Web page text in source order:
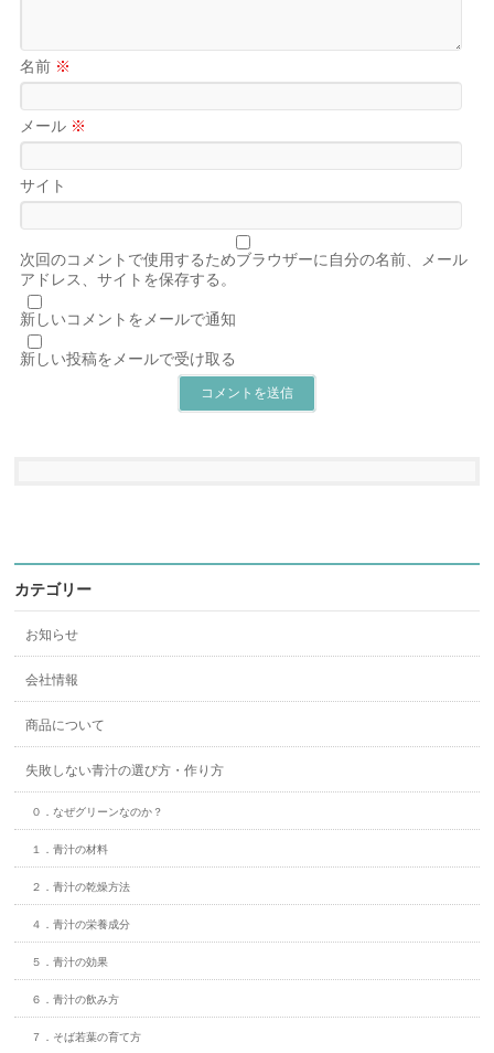
名前 ※
メール ※
サイト
次回のコメントで使用するためブラウザーに自分の名前、メール
アドレス、サイトを保存する。
新しいコメントをメールで通知
新しい投稿をメールで受け取る
カテゴリー
お知らせ
会社情報
商品について
失敗しない青汁の選び方・作り方
０．なぜグリーンなのか？
１．青汁の材料
２．青汁の乾燥方法
４．青汁の栄養成分
５．青汁の効果
６．青汁の飲み方
７．そば若葉の育て方